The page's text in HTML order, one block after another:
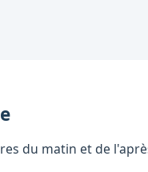
du matin et de